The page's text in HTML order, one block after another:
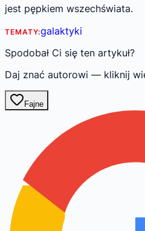
jest pępkiem wszechświata.
TEMATY:galaktyki
Spodobał Ci się ten artykuł?
Daj znać autorowi — kliknij
Fajne